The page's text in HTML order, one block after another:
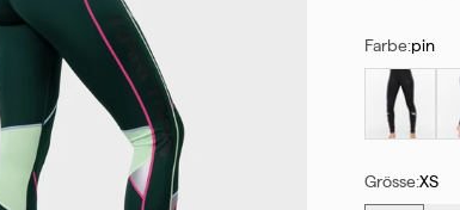
Farbe:pin
black
Grösse:XS